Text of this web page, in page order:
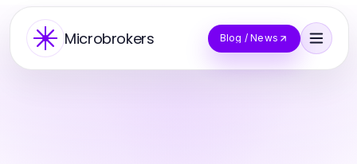
Microbrokers Blog / News